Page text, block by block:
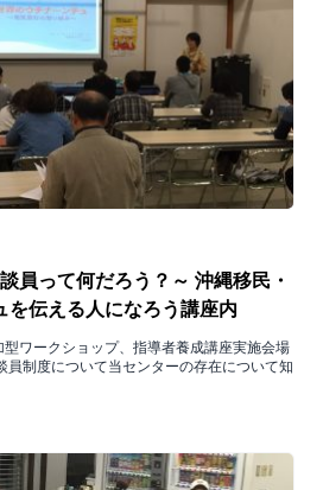
員って何だろう？～ 沖縄移民・
を伝える人になろう講座内
ワークショップ、指導者養成講座実施会場
員制度について当センターの存在について知